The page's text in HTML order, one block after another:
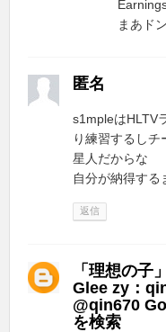
まあド
匿名
s1mpleはHLTV
り練習するし
星人だからな
自分が納得する
返信
「理想の子
Glee zy：
@qin670
を検索